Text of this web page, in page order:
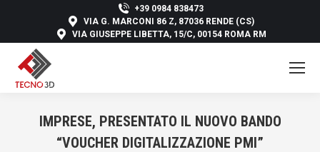
+39 0984 838473
VIA G. MARCONI 86 Z, 87036 RENDE (CS)
VIA GIUSEPPE LIBETTA, 15/C, 00154 ROMA RM
IMPRESE, PRESENTATO IL NUOVO BANDO
“VOUCHER DIGITALIZZAZIONE PMI”